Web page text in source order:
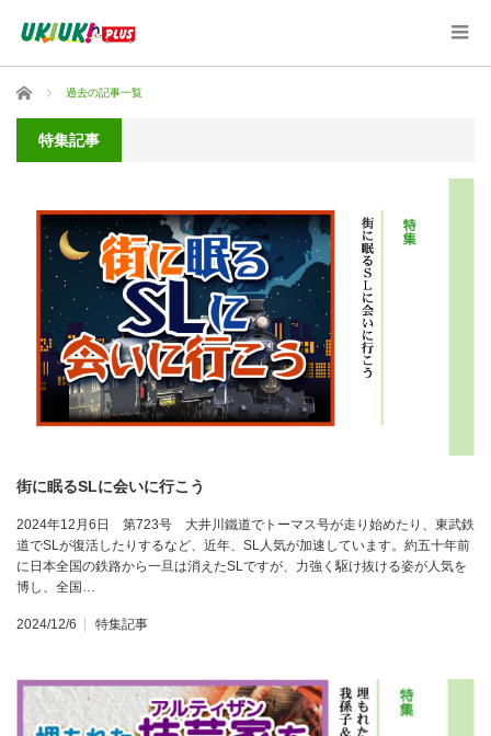
ホーム 過去の記事一覧
特集記事
街に眠るSLに会いに行こう
2024年12月6日 第723号 大井川鐵道でトーマス号が走り始めたり、東武鉄
道でSLが復活したりするなど、近年、SL人気が加速しています。約五十年前
に日本全国の鉄路から一旦は消えたSLですが、力強く駆け抜ける姿が人気を
博し、全国…
2024/12/6 特集記事